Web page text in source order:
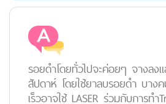
รอยดำโดยทั่วไปจะค่อยๆ จางลง
สัปดาห์ โดยใช้ยาลบรอยดำ บาง
เร็วอาจใช้ LASER ร่วมกับการทำ